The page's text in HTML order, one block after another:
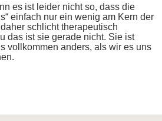
es ist leider nicht so, dass die
einfach nur ein wenig am Kern der
schlicht therapeutisch
das ist sie gerade nicht. Sie ist
vollkommen anders, als wir es uns